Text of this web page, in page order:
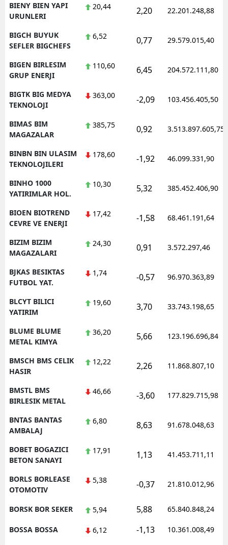
BIENY BIEN YAPI
URUNLERI
20,44 2,20 22.201.248,88
BIGCH BUYUK
SEFLER BIGCHEFS
6,52 0,77 29.579.015,40
BIGEN BIRLESIM
GRUP ENERJI
110,60 6,45 204.572.111,80
BIGTK BIG MEDYA
TEKNOLOJI
363,00 -2,09 103.456.405,50
BIMAS BIM
MAGAZALAR
385,75 0,92 3.513.897.605,75
BINBN BIN ULASIM
TEKNOLOJILERI
178,60 -1,92 46.099.331,90
BINHO 1000
YATIRIMLAR HOL.
10,30 5,32 385.452.406,90
BIOEN BIOTREND
CEVRE VE ENERJI
17,42 -1,58 68.461.191,64
BIZIM BIZIM
MAGAZALARI
24,30 0,91 3.572.297,46
BJKAS BESIKTAS
FUTBOL YAT.
1,74 -0,57 96.970.363,89
BLCYT BILICI
YATIRIM
19,60 3,70 33.743.198,65
BLUME BLUME
METAL KIMYA
36,20 5,66 123.196.696,84
BMSCH BMS CELIK
HASIR
12,22 2,26 11.868.807,10
BMSTL BMS
BIRLESIK METAL
46,66 -3,60 177.829.715,98
BNTAS BANTAS
AMBALAJ
6,80 8,63 91.678.048,63
BOBET BOGAZICI
BETON SANAYI
17,91 1,13 41.453.711,11
BORLS BORLEASE
OTOMOTIV
5,38 -0,37 21.810.012,96
BORSK BOR SEKER 5,94 5,88 65.840.848,24
BOSSA BOSSA 6,12 -1,13 10.361.008,49